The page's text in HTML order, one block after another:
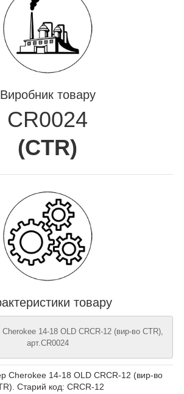
Виробник товару
CR0024
(CTR)
товару
14-18 OLD CRCR-12 (вир-во CTR),
арт.CR0024
Cherokee 14-18 OLD CRCR-12 (вир-во
Старий код: CRCR-12